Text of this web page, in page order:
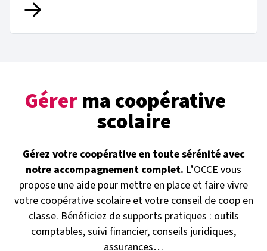
Gérerma coopérative
scolaire
Gérez votre coopérative en toute sérénité avec
notre accompagnement complet. L’OCCE vous
propose une aide pour mettre en place et faire vivre
votre coopérative scolaire et votre conseil de coop en
classe. Bénéficiez de supports pratiques : outils
comptables, suivi financier, conseils juridiques,
assurances…